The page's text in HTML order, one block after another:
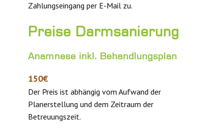
Zahlungseingang per E-Mail zu.
Preise Darmsanierung
Anamnese inkl. Behandlungsplan
150€
Der Preis ist abhängig vom Aufwand der
Planerstellung und dem Zeitraum der
Betreuungszeit.